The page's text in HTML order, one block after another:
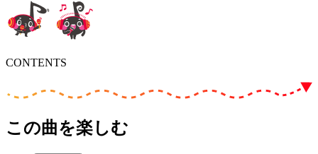
CONTENTS
この曲を楽しむ